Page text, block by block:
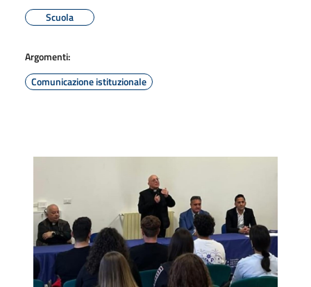
Scuola
Argomenti:
Comunicazione istituzionale